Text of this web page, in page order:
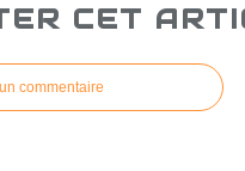
CET
commentaire